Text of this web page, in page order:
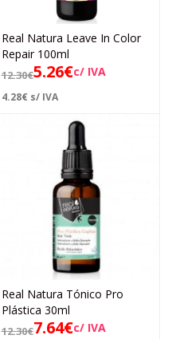
Real Natura Leave In Color
Repair 100ml
12.30€5.26€c/ IVA
4.28€ s/ IVA
Real Natura Tónico Pro
Plástica 30ml
12.30€7.64€c/ IVA